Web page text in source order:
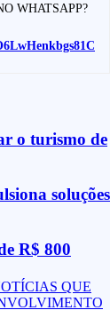
WHATSAPP?
o turismo de
soluções
R$ 800